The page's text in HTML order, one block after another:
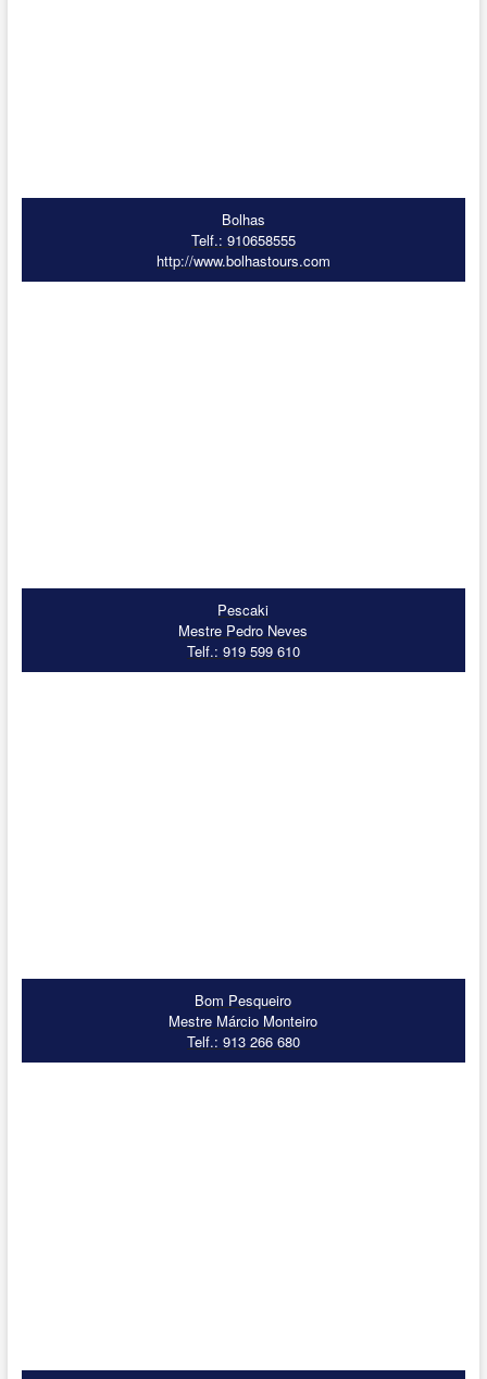
Bolhas
Telf.: 910658555
http://www.bolhastours.com
Pescaki
Mestre Pedro Neves
Telf.: 919 599 610
Bom Pesqueiro
Mestre Márcio Monteiro
Telf.: 913 266 680